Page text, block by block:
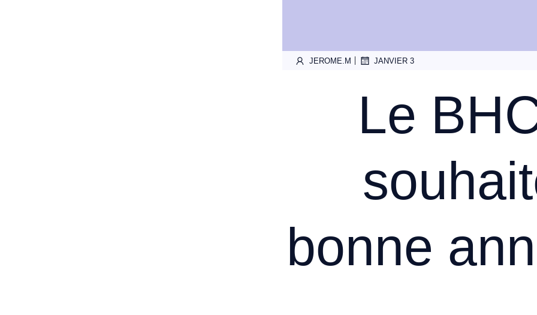
JEROME.M JANVIER 3
Le
bonne